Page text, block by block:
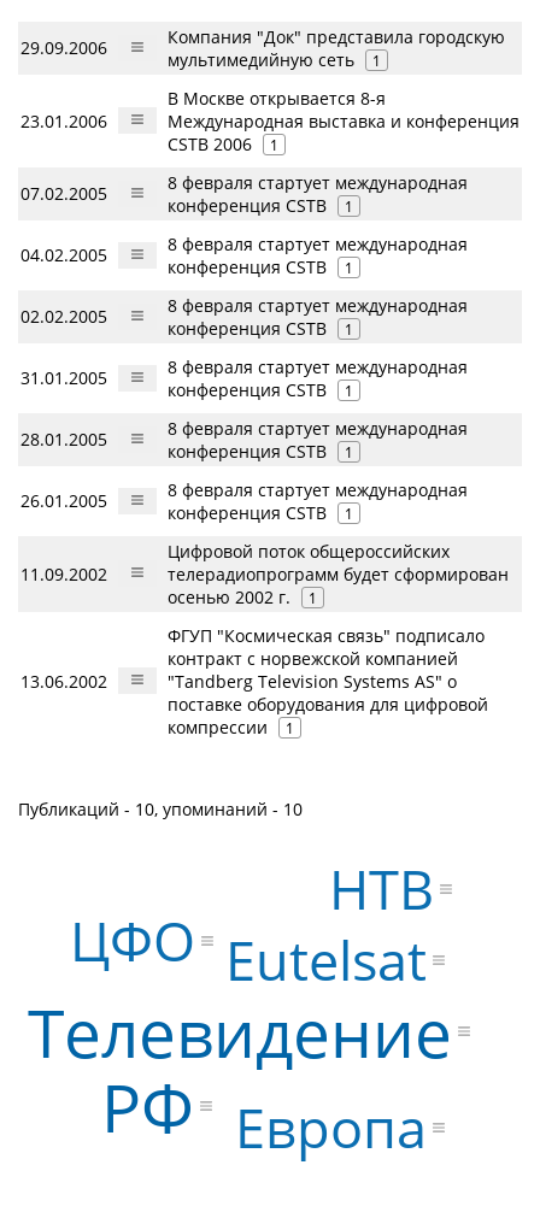
29.09.2006
Компания "Док" представила городскую
мультимедийную сеть
1
23.01.2006
В Москве открывается 8-я
Международная выставка и конференция
CSTB 2006
1
07.02.2005
8 февраля стартует международная
конференция CSTB
1
04.02.2005
8 февраля стартует международная
конференция CSTB
1
02.02.2005
8 февраля стартует международная
конференция CSTB
1
31.01.2005
8 февраля стартует международная
конференция CSTB
1
28.01.2005
8 февраля стартует международная
конференция CSTB
1
26.01.2005
8 февраля стартует международная
конференция CSTB
1
11.09.2002
Цифровой поток общероссийских
телерадиопрограмм будет сформирован
осенью 2002 г.
1
13.06.2002
ФГУП "Космическая связь" подписало
контракт с норвежской компанией
"Tandberg Television Systems AS" о
поставке оборудования для цифровой
компрессии
1
Публикаций - 10, упоминаний - 10
Телевидение
РФ
Eutelsat
Европа
ЦФО
НТВ